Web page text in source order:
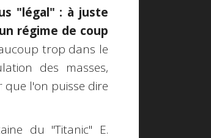
"légal" : à juste
régime de coup
trop dans le
des masses,
l'on puisse dire
du "Titanic" E.